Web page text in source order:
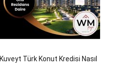
Kuveyt Türk Konut Kredisi Nasıl